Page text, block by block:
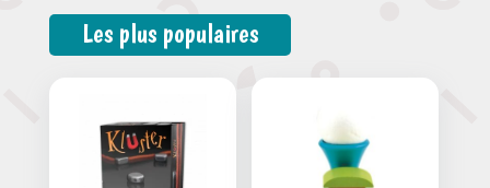
Les plus populaires